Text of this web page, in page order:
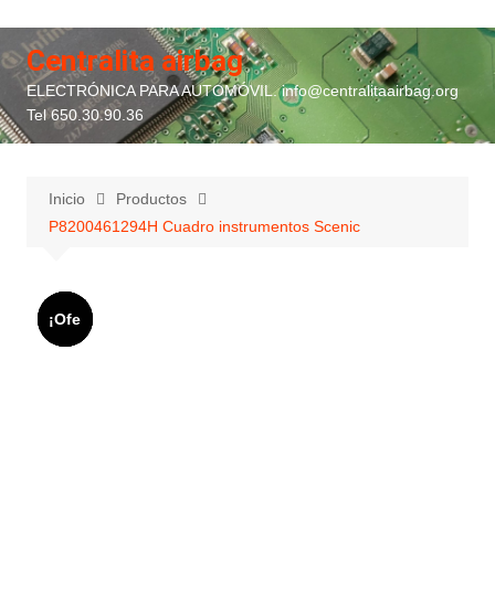
contenido
Centralita airbag
ELECTRÓNICA PARA AUTOMÓVIL. info@centralitaairbag.org
Tel 650.30.90.36
Inicio
Productos
P8200461294H Cuadro instrumentos Scenic
¡Ofe
¡Ofe
¡Ofe
¡Ofe